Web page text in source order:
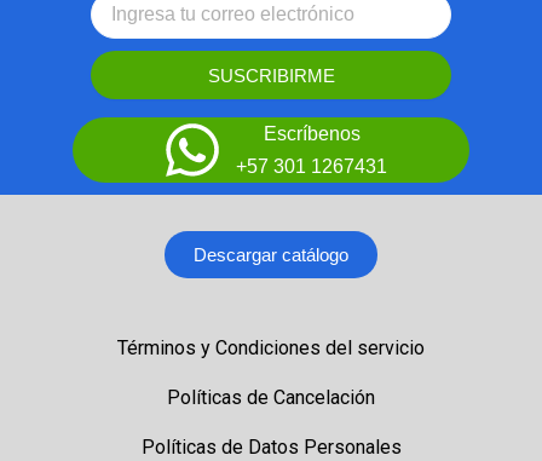
SUSCRIBIRME
Escríbenos
+57 301 1267431
Descargar catálogo
Términos y Condiciones del servicio
Políticas de Cancelación
Políticas de Datos Personales